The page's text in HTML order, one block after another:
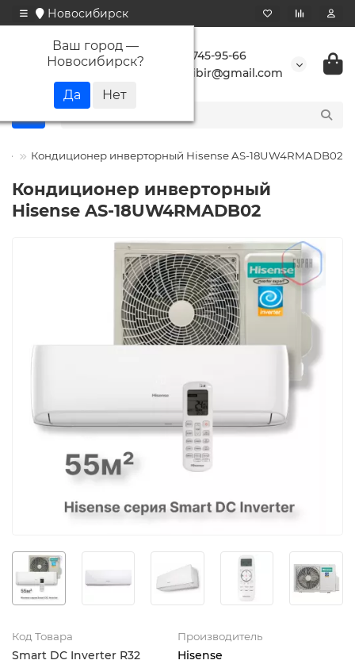
Новосибирск
Ваш город —
Новосибирск?
+7 923 745-95-66
buransibir@gmail.com
Кондиционер инверторный Hisense AS-18UW4RMADB02
Кондиционер инверторный
Hisense AS-18UW4RMADB02
Код Товара
Smart DC Inverter R32
Производитель
Hisense